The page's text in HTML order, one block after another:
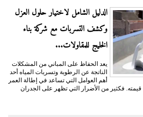
الدليل الشامل لاختيار حلول العزل
وكشف التسربات مع شركة بناء
الخليج للمقاولات...
يعد الحفاظ على المباني من المشكلات
الناتجة عن الرطوبة وتسربات المياه أحد
أهم العوامل التي تساعد في إطالة العمر
قيمته. فكثير من الأضرار التي تظهر على الجدران